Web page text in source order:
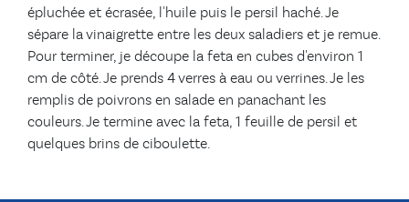
épluchée et écrasée, l'huile puis le persil haché. Je
sépare la vinaigrette entre les deux saladiers et je remue.
Pour terminer, je découpe la feta en cubes d'environ 1
cm de côté. Je prends 4 verres à eau ou verrines. Je les
remplis de poivrons en salade en panachant les
couleurs. Je termine avec la feta, 1 feuille de persil et
quelques brins de ciboulette.